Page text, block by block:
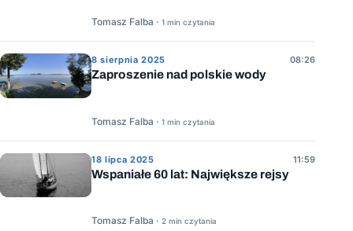
Tomasz Falba · 1 min czytania
8 sierpnia 2025 08:26
Zaproszenie nad polskie wody
Tomasz Falba · 1 min czytania
18 lipca 2025 11:59
Wspaniałe 60 lat: Największe rejsy
Tomasz Falba · 2 min czytania